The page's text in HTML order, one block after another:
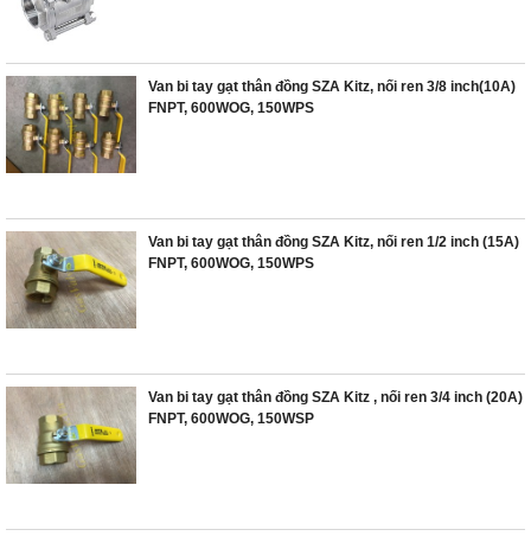
Van bi tay gạt thân đồng SZA Kitz, nối ren 3/8 inch(10A)
FNPT, 600WOG, 150WPS
Van bi tay gạt thân đồng SZA Kitz, nối ren 1/2 inch (15A)
FNPT, 600WOG, 150WPS
Van bi tay gạt thân đồng SZA Kitz , nối ren 3/4 inch (20A)
FNPT, 600WOG, 150WSP